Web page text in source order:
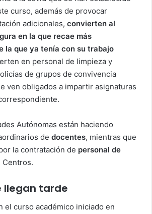
curso, además de provocar
adicionales, convierten al
en la que recae más
la que ya tenía con su trabajo
en personal de limpieza y
de grupos de convivencia
ven obligados a impartir asignaturas
Autónomas están haciendo
de docentes, mientras que
la contratación de personal de
Centros.
llegan tarde
el curso académico iniciado en